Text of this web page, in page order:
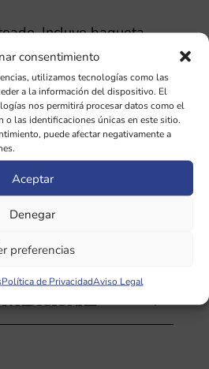
consentimiento
utilizamos tecnologías como las
a la información del dispositivo. El
nos permitirá procesar datos como el
o las identificaciones únicas en este sitio.
puede afectar negativamente a
Aceptar
Denegar
preferencias
Política de PrivacidadAviso Legal
Incluye baqueta
de terciopelo.
con pesas o
mas fuerte en
cuerpo, son una
muy concreta y sin
puede usar junto con
Chakra.
ADICIONAL